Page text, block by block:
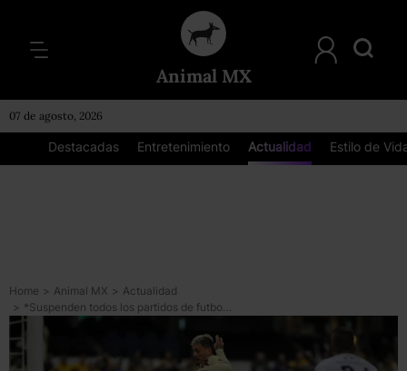
Animal MX
07 de agosto, 2026
Destacadas Entretenimiento Actualidad Estilo de
Home > Animal MX > Actualidad
>
*Suspenden todos los partidos de futbol* en México por coronavirus